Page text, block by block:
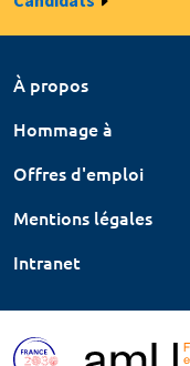
À propos
Hommage à
Offres d'emploi
Mentions légales
Intranet